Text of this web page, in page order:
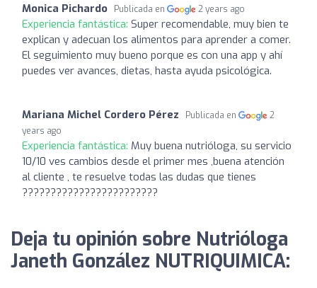
Monica Pichardo Publicada en 2 years ago
Experiencia fantástica: Super recomendable, muy bien te
explican y adecuan los alimentos para aprender a comer.
El seguimiento muy bueno porque es con una app y ahí
puedes ver avances, dietas, hasta ayuda psicológica.
Mariana Michel Cordero Pérez Publicada en
2
years ago
Experiencia fantástica: Muy buena nutrióloga, su servicio
10/10 ves cambios desde el primer mes ,buena atención
al cliente , te resuelve todas las dudas que tienes
????????????????????????
Deja tu opinión sobre Nutrióloga
Janeth González NUTRIQUIMICA: